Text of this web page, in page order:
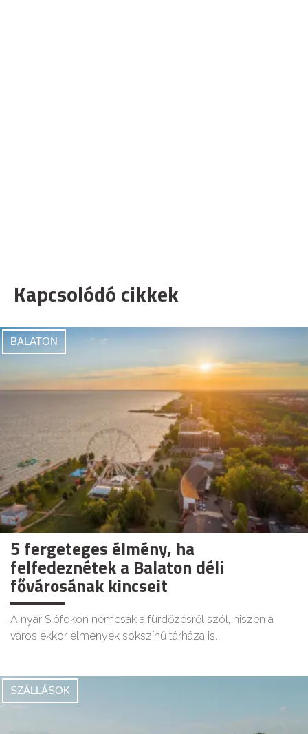
Kapcsolódó cikkek
BALATON
5 fergeteges élmény, ha
felfedeznétek a Balaton déli
fővárosának kincseit
A nyár Siófokon nemcsak a fürdőzésről szól, hiszen a
város ekkor élmények sokszínű tárháza is.
SZÁLLÁSOK